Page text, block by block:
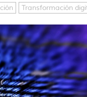
Transformación